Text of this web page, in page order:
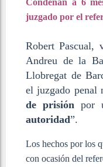
Condenan a 6
juzgado por el
Robert Pascual,
Andreu de la
Llobregat de
el juzgado penal
de prisión por
autoridad”.
Los hechos por los
con ocasión del